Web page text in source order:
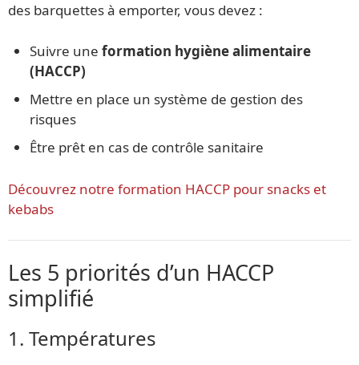
des barquettes à emporter, vous devez :
Suivre uneformation hygiène alimentaire
(HACCP)
Mettre en place un système de gestion des
risques
Être prêt en cas de contrôle sanitaire
Découvrez notre formation HACCP pour snacks et
kebabs
Les 5 priorités d’un HACCP
simplifié
1. Températures